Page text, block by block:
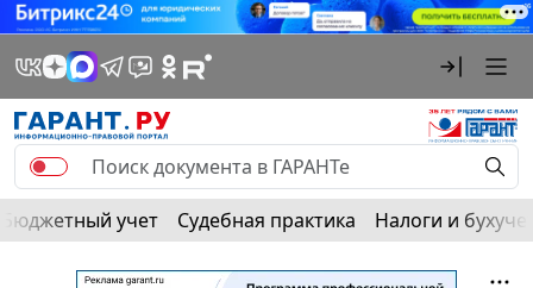
Бюджетный учет Судебная практика Налоги и